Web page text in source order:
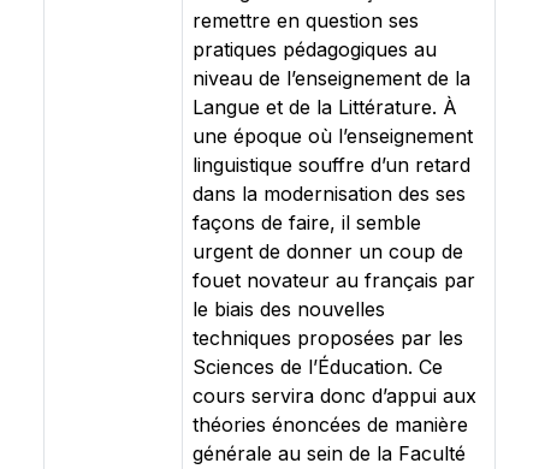
remettre en question ses
pratiques pédagogiques au
niveau de l’enseignement de la
Langue et de la Littérature. À
une époque où l’enseignement
linguistique souffre d’un retard
dans la modernisation des ses
façons de faire, il semble
urgent de donner un coup de
fouet novateur au français par
le biais des nouvelles
techniques proposées par les
Sciences de l’Éducation. Ce
cours servira donc d’appui aux
théories énoncées de manière
générale au sein de la Faculté